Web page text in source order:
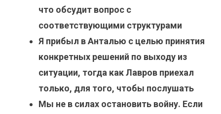
что обсудит вопрос с
соответствующими структурами
Я прибыл в Анталью с целью принятия
конкретных решений по выходу из
ситуации, тогда как Лавров приехал
только, для того, чтобы послушать
Мы не в силах остановить войну. Если